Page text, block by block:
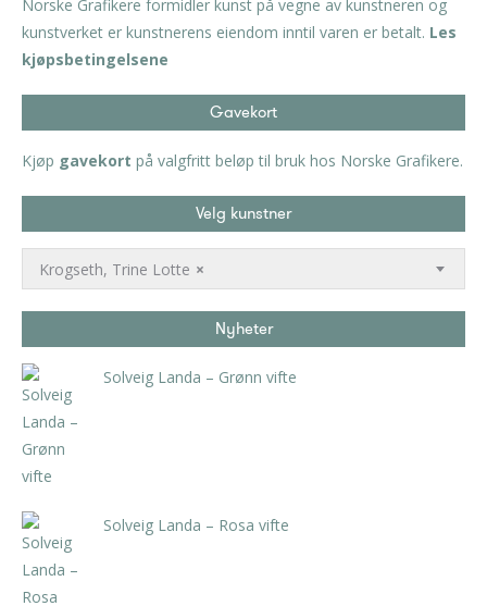
Norske Grafikere formidler kunst på vegne av kunstneren og
kunstverket er kunstnerens eiendom inntil varen er betalt. Les
kjøpsbetingelsene
Gavekort
Kjøp gavekort på valgfritt beløp til bruk hos Norske Grafikere.
Velg kunstner
×
Krogseth, Trine Lotte
Nyheter
Solveig Landa – Grønn vifte
Solveig Landa – Rosa vifte